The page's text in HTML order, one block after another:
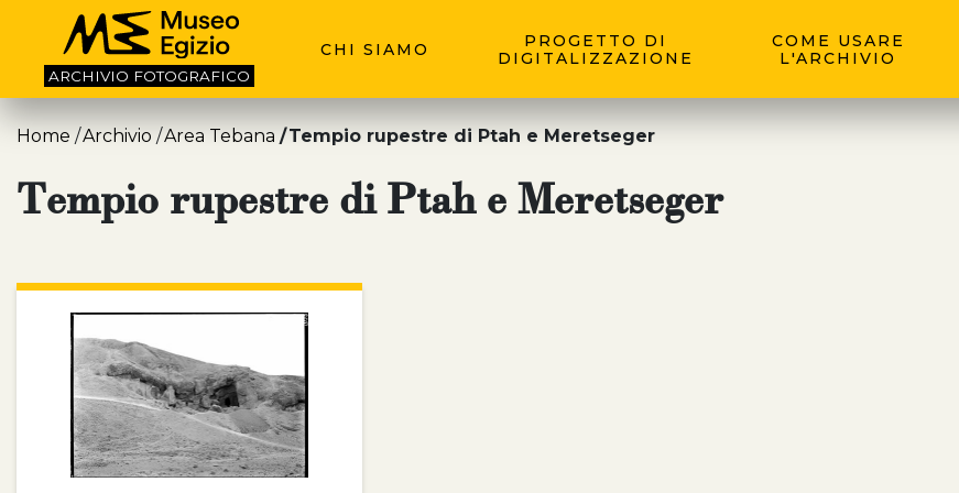
ARCHIVIO FOTOGRAFICO
CHI SIAMO
PROGETTO DI
DIGITALIZZAZIONE
COME USARE
L'ARCHIVIO
Home Archivio Area Tebana Tempio rupestre di Ptah e Meretseger
Tempio rupestre di Ptah e Meretseger